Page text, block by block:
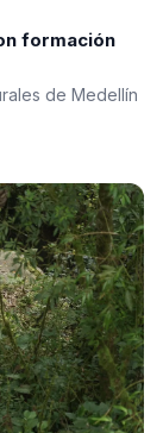
formación
de Medellín